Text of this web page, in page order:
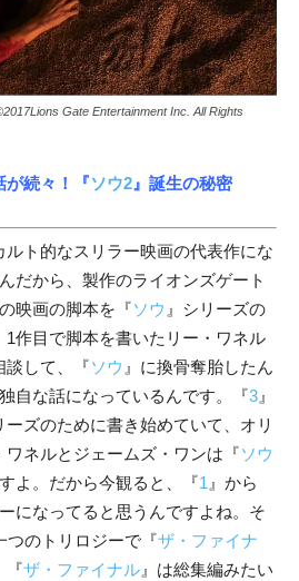
Gate Entertainment Inc. All Rights
続々！ 『ソウ2 』 誕生の秘密
ルト的なスリラー映画の代表作にな
だから、製作のライオンズゲート
映画の脚本を『ソウ 』シリーズの
作目で脚本を書いたリー・ワネル
談して、『ソウ 』に換骨奪胎したん
自な話になっているんです。『3 』
ーズのために書き始めていて、オリ
ネルとジェームズ・ワンは『ソウ
よ。だから今観ると、『1 』から
になってると思うんですよね。そ
つのトリロジーで『ザ・ファイナ
『ザ・ファイナル 』は総集編みたい